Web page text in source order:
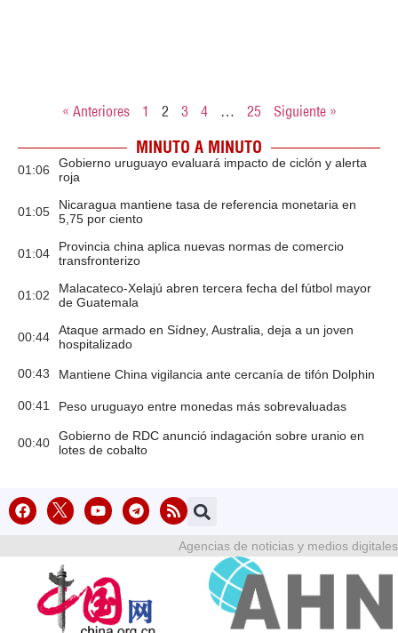
« Anteriores 1 2 3 4 … 25 Siguiente »
MINUTO A MINUTO
01:06
Gobierno uruguayo evaluará impacto de ciclón y alerta
roja
01:05
Nicaragua mantiene tasa de referencia monetaria en
5,75 por ciento
01:04
Provincia china aplica nuevas normas de comercio
transfronterizo
01:02
Malacateco-Xelajú abren tercera fecha del fútbol mayor
de Guatemala
00:44
Ataque armado en Sídney, Australia, deja a un joven
hospitalizado
00:43 Mantiene China vigilancia ante cercanía de tifón Dolphin
00:41 Peso uruguayo entre monedas más sobrevaluadas
00:40
Gobierno de RDC anunció indagación sobre uranio en
lotes de cobalto
Agencias de noticias y medios digitales